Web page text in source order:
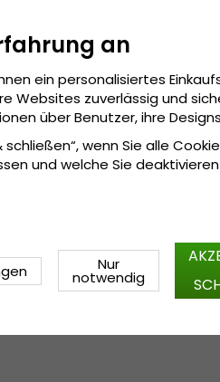
Wir wollen,
einzigartige,
wurde unter
hundert Jahren
Spezifikationen:
In China
an
ein personalisiertes
Websites zuverlässig und
über Benutzer, ihre
schließen“, wenn Sie alle
und welche Sie
Nur
notwendig